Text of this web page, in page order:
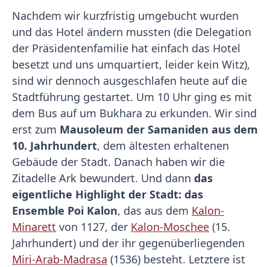
Nachdem wir kurzfristig umgebucht wurden
und das Hotel ändern mussten (die Delegation
der Präsidentenfamilie hat einfach das Hotel
besetzt und uns umquartiert, leider kein Witz),
sind wir dennoch ausgeschlafen heute auf die
Stadtführung gestartet. Um 10 Uhr ging es mit
dem Bus auf um Bukhara zu erkunden. Wir sind
erst zum Mausoleum der Samaniden aus dem
10. Jahrhundert, dem ältesten erhaltenen
Gebäude der Stadt. Danach haben wir die
Zitadelle Ark bewundert. Und dann das
eigentliche Highlight der Stadt: das
Ensemble Poi Kalon, das aus dem Kalon-
Minarett von 1127, der Kalon-Moschee (15.
Jahrhundert) und der ihr gegenüberliegenden
Miri-Arab-Madrasa (1536) besteht. Letztere ist